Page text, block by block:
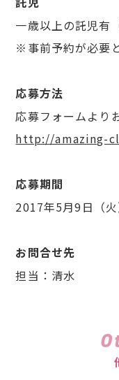
一歳以上の託児有
※事前予約が必要
応募方法
応募フォームより
http://amazing-
応募期間
2017年5月9日（火
お問合せ先
担当：清水